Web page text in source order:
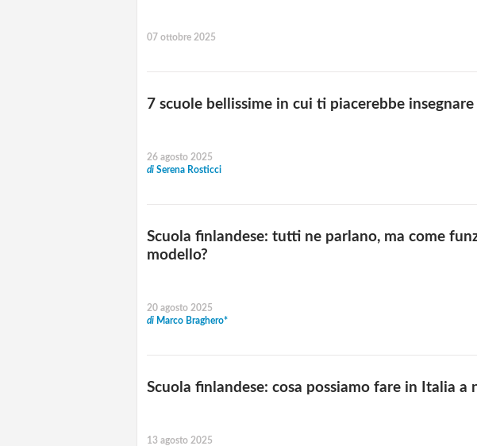
07 ottobre 2025
7 scuole bellissime in cui ti piacerebbe insegnare
26 agosto 2025
di Serena Rosticci
Scuola finlandese: tutti ne parlano, ma come
modello?
20 agosto 2025
di Marco Braghero*
Scuola finlandese: cosa possiamo fare in Italia a
13 agosto 2025